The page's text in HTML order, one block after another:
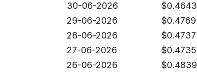
30-06-2026
$0.4643
29-06-2026
$0.4769
28-06-2026
$0.4737
27-06-2026
$0.4735
26-06-2026
$0.4839